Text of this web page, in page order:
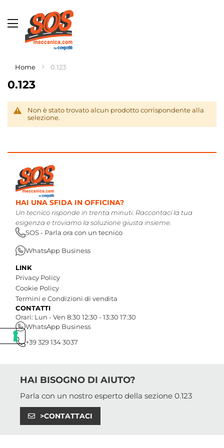
Toggle
Nav
CAGELLI ONLINE.
DI ESPERIENZA.
POI CONSIGLIAMO.
Home 0.123
0.123
Non è stato trovato alcun prodotto corrispondente alla
selezione.
HAI UNA SFIDA IN OFFICINA?
Un tecnico risponde in trenta minuti. Raccontaci la tua
esigenza e troviamo la soluzione giusta insieme.
SOS - Parla ora con un tecnico
WhatsApp Business
LINK
Privacy Policy
Cookie Policy
Termini e Condizioni di vendita
CONTATTI
Orari: Lun - Ven 8:30 12:30 - 13:30 17:30
WhatsApp Business
+39 329 134 3037
HAI BISOGNO DI AIUTO?
Parla con un nostro esperto della sezione 0.123
>CONTATTACI